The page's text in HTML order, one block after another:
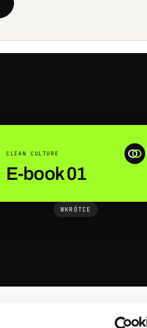
CLEAN CULTURE
E-book 01
WKRÓTCE